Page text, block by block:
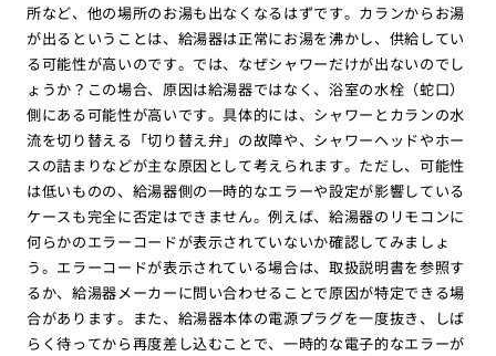
所など、他の場所のお湯も出なくなるはずです。カランからお湯
が出るということは、給湯器は正常にお湯を沸かし、供給してい
る可能性が高いのです。では、なぜシャワーだけが出ないのでし
ょうか？この場合、原因は給湯器ではなく、浴室の水栓（蛇口）
側にある可能性が高いです。具体的には、シャワーとカランの水
流を切り替える「切り替え弁」の故障や、シャワーヘッドやホー
スの詰まりなどが主な原因として考えられます。ただし、可能性
は低いものの、給湯器側の一時的なエラーや設定が影響している
ケースも完全に否定はできません。例えば、給湯器のリモコンに
何らかのエラーコードが表示されていないか確認してみましょ
う。エラーコードが表示されている場合は、取扱説明書を参照す
るか、給湯器メーカーに問い合わせることで原因が特定できる場
合があります。また、給湯器本体の電源プラグを一度抜き、しば
らく待ってから再度差し込むことで、一時的な電子的なエラーが